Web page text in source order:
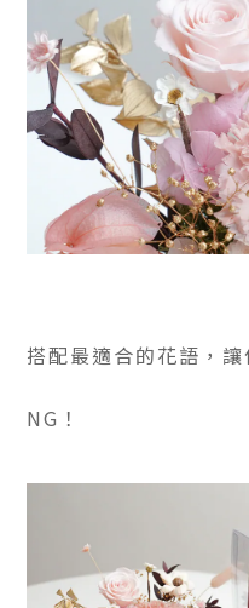
搭配最適合的花語，
NG！